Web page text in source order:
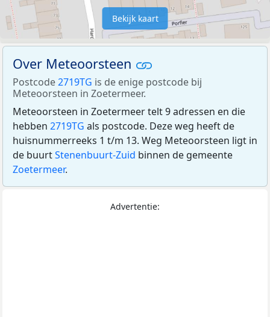
Bekijk kaart
Over Meteoorsteen
Postcode2719TG is de enige postcode bij
Meteoorsteen in Zoetermeer.
Meteoorsteen in Zoetermeer telt 9 adressen en die
hebben 2719TG als postcode. Deze weg heeft de
huisnummerreeks 1 t/m 13. Weg Meteoorsteen ligt in
de buurtStenenbuurt-Zuid binnen de gemeente
Zoetermeer.
Advertentie: